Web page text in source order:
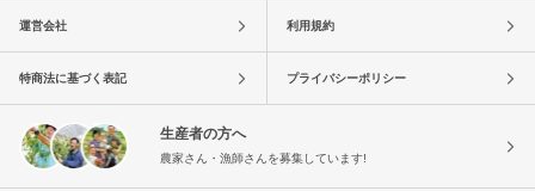
運営会社 利用規約
特商法に基づく表記 プライバシーポリシー
生産者の方へ
農家さん・漁師さんを募集しています!